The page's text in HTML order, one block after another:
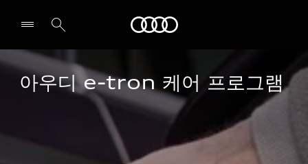
전시장/AS센터 찾기
아우디 e-tron 케어 프로그램